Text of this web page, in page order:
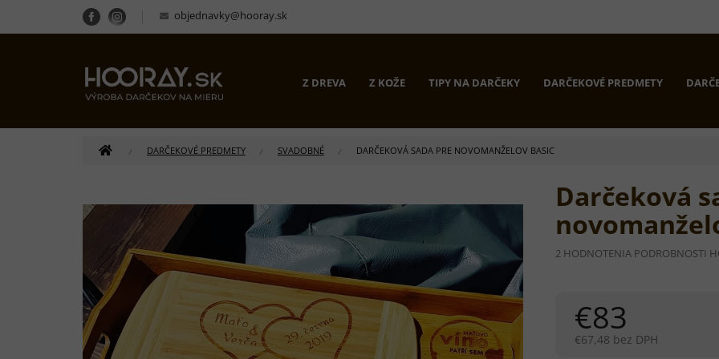
obsah
objednavky@hooray.sk
Z DREVA Z KOŽE TIPY NA DARČEKY DARČEKOVÉ PREDMETY
DOMOVDARČEKOVÉ PREDMETY SVADOBNÉ DARČEKOVÁ SADA PRE NOVOMANŽELOV BASIC
Darčeková
PRIEMERNÉ
HVIEZDIČIEK.
2 HODNOTENIA PODROBNOSTI
€83
€67,48 bez DPH